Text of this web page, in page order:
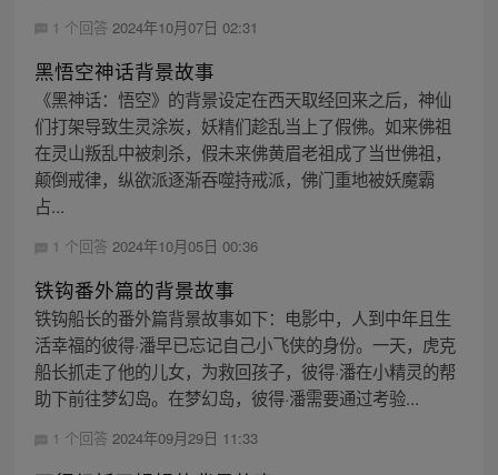
1 个回答 2024年10月07日 02:31
黑悟空神话背景故事
《黑神话：悟空》的背景设定在西天取经回来之后，神仙
们打架导致生灵涂炭，妖精们趁乱当上了假佛。如来佛祖
在灵山叛乱中被刺杀，假未来佛黄眉老祖成了当世佛祖，
颠倒戒律，纵欲派逐渐吞噬持戒派，佛门重地被妖魔霸
占...
1 个回答 2024年10月05日 00:36
铁钩番外篇的背景故事
铁钩船长的番外篇背景故事如下：电影中，人到中年且生
活幸福的彼得·潘早已忘记自己小飞侠的身份。一天，虎克
船长抓走了他的儿女，为救回孩子，彼得·潘在小精灵的帮
助下前往梦幻岛。在梦幻岛，彼得·潘需要通过考验...
1 个回答 2024年09月29日 11:33